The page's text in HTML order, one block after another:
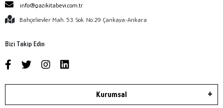
info@gazikitabevi.com.tr
Bahçelievler Mah. 53. Sok. No:29 Çankaya-Ankara
Bizi Takip Edin
Kurumsal